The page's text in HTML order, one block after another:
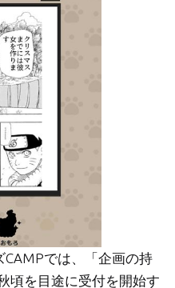
では、「企画の持
頃を目途に受付を開始す